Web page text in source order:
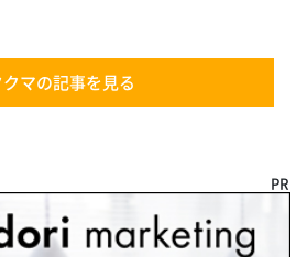
マの記事を見る
PR